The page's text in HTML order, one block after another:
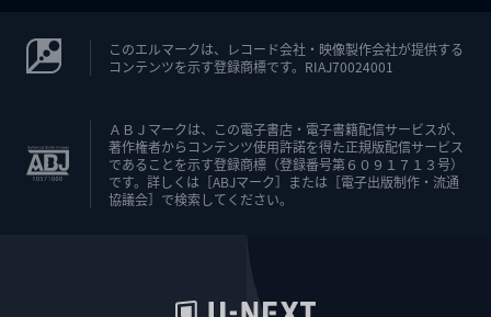
このエルマークは、レコード会社・映像製作会社が提供する
コンテンツを示す登録商標です。RIAJ70024001
ＡＢＪマークは、この電子書店・電子書籍配信サービスが、
著作権者からコンテンツ使用許諾を得た正規版配信サービス
であることを示す登録商標（登録番号第６０９１７１３号）
です。詳しくは［ABJマーク］または［電子出版制作・流通
協議会］で検索してください。